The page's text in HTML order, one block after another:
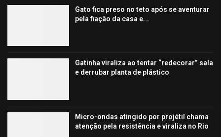
Gato fica preso no teto após se aventurar
pela fiação da casa e...
Gatinha viraliza ao tentar “redecorar” sala
e derrubar planta de plástico
Micro-ondas atingido por projétil chama
atenção pela resistência e viraliza no Rio